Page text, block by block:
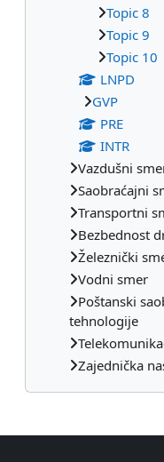
Topic 8
Topic 9
Topic 10
LNPD
GVP
PRE
INTR
Vazdušni
Saobraćajni
Transportni
Bezbednost
Železnički
Vodni smer
Poštanski
tehnologije
Zajednička
Dodatni